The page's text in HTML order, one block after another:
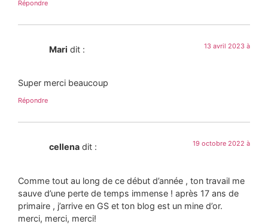
Répondre
Mari dit : 13 avril 2023 à
Super merci beaucoup
Répondre
cellena dit : 19 octobre 2022 à
Comme tout au long de ce début d’année , ton travail me
sauve d’une perte de temps immense ! après 17 ans de
primaire , j’arrive en GS et ton blog est un mine d’or.
merci, merci, merci!